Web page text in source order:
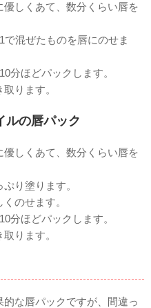
優しくあて、数分くらい唇を
で混ぜたものを唇にのせま
分ほどパックします。
ります。
ルの唇パック
優しくあて、数分くらい唇を
り塗ります。
のせます。
分ほどパックします。
ります。
な唇パックですが、間違っ